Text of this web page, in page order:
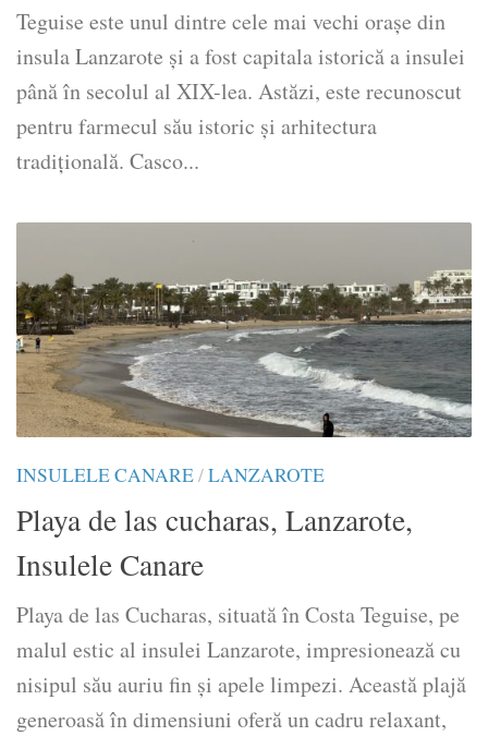
Teguise este unul dintre cele mai vechi orașe din
insula Lanzarote și a fost capitala istorică a insulei
până în secolul al XIX-lea. Astăzi, este recunoscut
pentru farmecul său istoric și arhitectura
tradițională. Casco...
INSULELE CANARE/LANZAROTE
Playa de las cucharas, Lanzarote,
Insulele Canare
Playa de las Cucharas, situată în Costa Teguise, pe
malul estic al insulei Lanzarote, impresionează cu
nisipul său auriu fin și apele limpezi. Această plajă
generoasă în dimensiuni oferă un cadru relaxant,